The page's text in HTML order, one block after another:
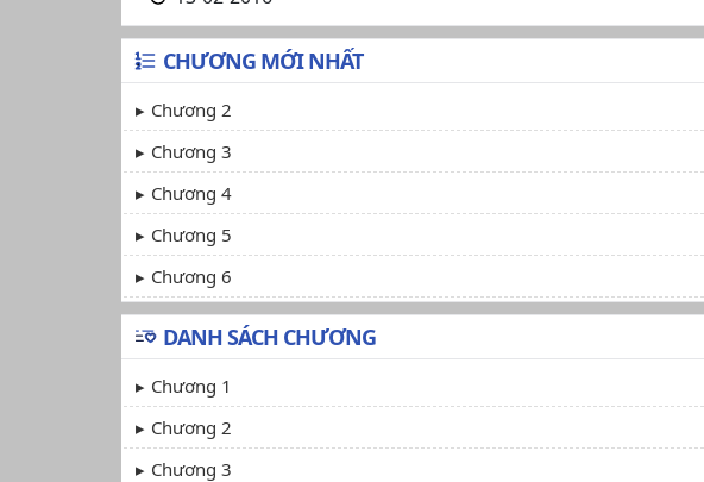
CHƯƠNG MỚI NHẤT
Chương 2
Chương 3
Chương 4
Chương 5
Chương 6
DANH SÁCH CHƯƠNG
Chương 1
Chương 2
Chương 3